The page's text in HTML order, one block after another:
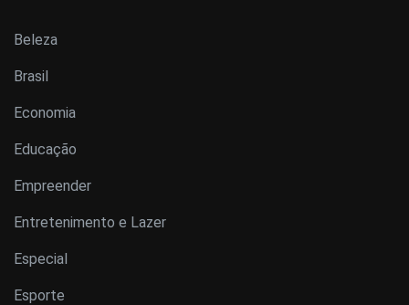
Beleza
Brasil
Economia
Educação
Empreender
Entretenimento e Lazer
Especial
Esporte